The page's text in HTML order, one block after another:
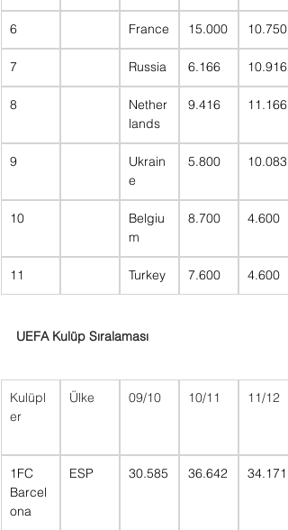
6 France 15.000 10.750
7 Russia 6.166 10.916
8
Nether
lands
9.416 11.166
9
Ukrain
e
5.800 10.083
10
Belgiu
m
8.700 4.600
11 Turkey 7.600 4.600
UEFA Kulüp Sıralaması
Kulüpl
er
Ülke 09/10 10/11 11/12
1FC
Barcel
ona
ESP 30.585 36.642 34.171